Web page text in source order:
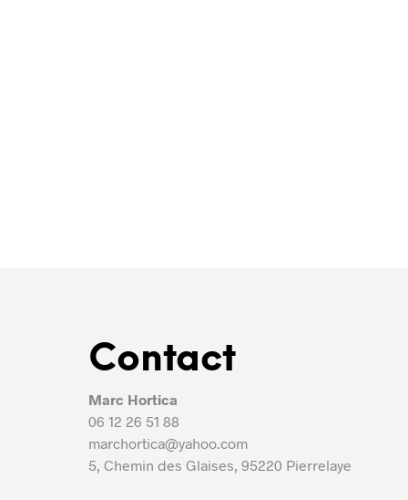
Contact
Marc Hortica
06 12 26 51 88
marchortica@yahoo.com
5, Chemin des Glaises, 95220 Pierrelaye